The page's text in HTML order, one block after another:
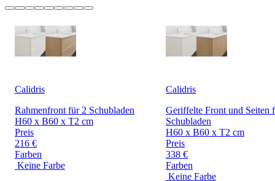
Calidris
Rahmenfront für 2 Schubladen
H60 x B60 x T2 cm
Preis
216 €
Farben
Keine Farbe
Calidris
Geriffelte Front und Seiten
Schubladen
H60 x B60 x T2 cm
Preis
338 €
Farben
Keine Farbe